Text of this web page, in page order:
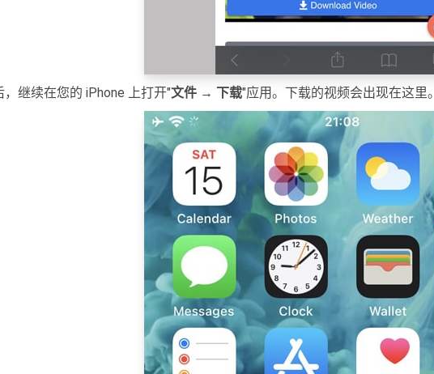
，继续在您的 iPhone 上打开"文件 → 下载"应用。下载的视频会出现在这里。